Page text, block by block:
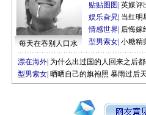
每天在吞别人口水
贴贴图图 英媒评
娱乐旮旯 当红明
情感世界 后悔嫁
型男索女 小糖精
漂在海外 为什么出过国的人回来之后
型男索女 晒晒自己的旗袍照 暴雨过后